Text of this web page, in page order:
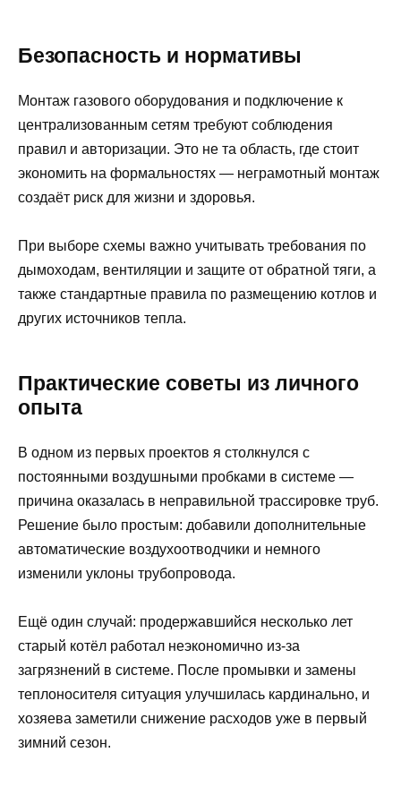
Безопасность и нормативы
Монтаж газового оборудования и подключение к
централизованным сетям требуют соблюдения
правил и авторизации. Это не та область, где стоит
экономить на формальностях — неграмотный монтаж
создаёт риск для жизни и здоровья.
При выборе схемы важно учитывать требования по
дымоходам, вентиляции и защите от обратной тяги, а
также стандартные правила по размещению котлов и
других источников тепла.
Практические советы из личного
опыта
В одном из первых проектов я столкнулся с
постоянными воздушными пробками в системе —
причина оказалась в неправильной трассировке труб.
Решение было простым: добавили дополнительные
автоматические воздухоотводчики и немного
изменили уклоны трубопровода.
Ещё один случай: продержавшийся несколько лет
старый котёл работал неэкономично из-за
загрязнений в системе. После промывки и замены
теплоносителя ситуация улучшилась кардинально, и
хозяева заметили снижение расходов уже в первый
зимний сезон.